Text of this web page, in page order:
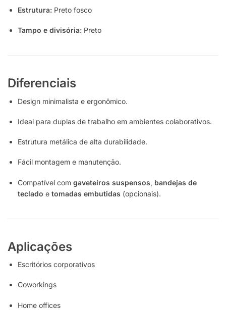
Estrutura: Preto fosco
Tampo e divisória: Preto
Diferenciais
Design minimalista e ergonômico.
Ideal para duplas de trabalho em ambientes colaborativos.
Estrutura metálica de alta durabilidade.
Fácil montagem e manutenção.
Compatível com gaveteiros suspensos, bandejas de
teclado e tomadas embutidas (opcionais).
Aplicações
Escritórios corporativos
Coworkings
Home offices